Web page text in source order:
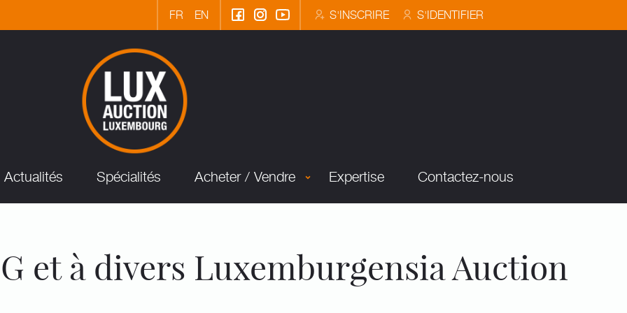
FR EN S'INSCRIRE S'IDENTIFIER
Actualités Spécialités Acheter / Vendre Expertise Contactez-nous
et à divers Luxemburgensia Auction